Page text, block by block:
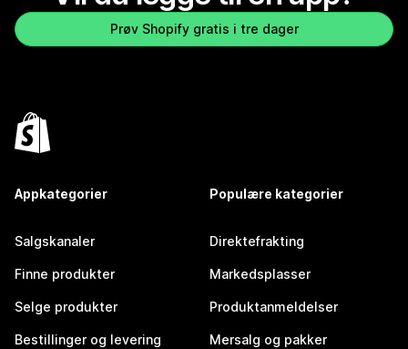
Prøv Shopify gratis i tre dager
Appkategorier
Salgskanaler
Finne produkter
Selge produkter
Bestillinger og levering
Populære kategorier
Direktefrakting
Markedsplasser
Produktanmeldelser
Mersalg og pakker